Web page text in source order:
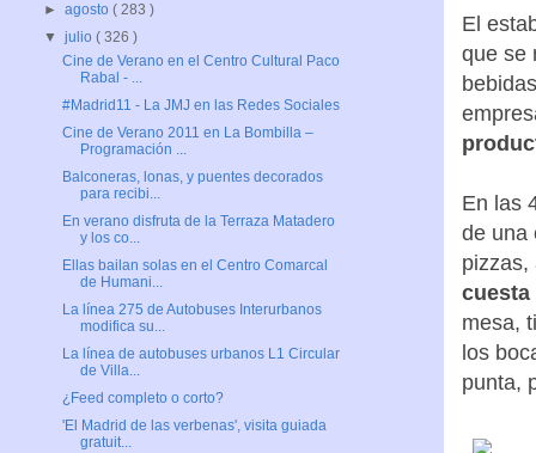
El
que se
En las
de una
cuesta
mesa,
los
punta,
►agosto( 283 )
▼julio( 326 )
Cine de Verano en el Centro Cultural Paco
Rabal - ...
#Madrid11 - La JMJ en las Redes Sociales
Cine de Verano 2011 en La Bombilla –
Programación ...
Balconeras, lonas, y puentes decorados
para recibi...
En verano disfruta de la Terraza Matadero
y los co...
Ellas bailan solas en el Centro Comarcal
de Humani...
La línea 275 de Autobuses Interurbanos
modifica su...
La línea de autobuses urbanos L1 Circular
de Villa...
¿Feed completo o corto?
'El Madrid de las verbenas', visita guiada
gratuit...